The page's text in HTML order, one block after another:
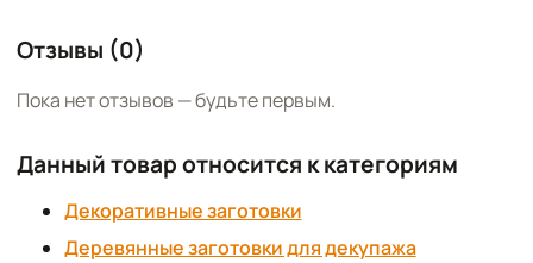
Отзывы (0)
Пока нет отзывов — будьте первым.
Данный товар относится к категориям
Декоративные заготовки
Деревянные заготовки для декупажа